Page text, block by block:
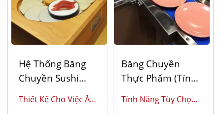
Hệ Thống Băng
Chuyền Sushi
Thương Mại Tùy
Chỉnh: Giải Pháp
Thiết Kế Cho Việc Ăn
Băng Chuyền
Thực Phẩm (Tính
Tính Năng Tùy Chọn